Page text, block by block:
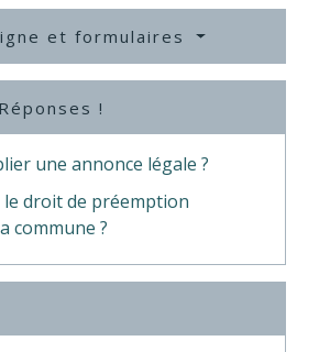
et formulaires
!
une annonce légale ?
le droit de préemption
commune ?